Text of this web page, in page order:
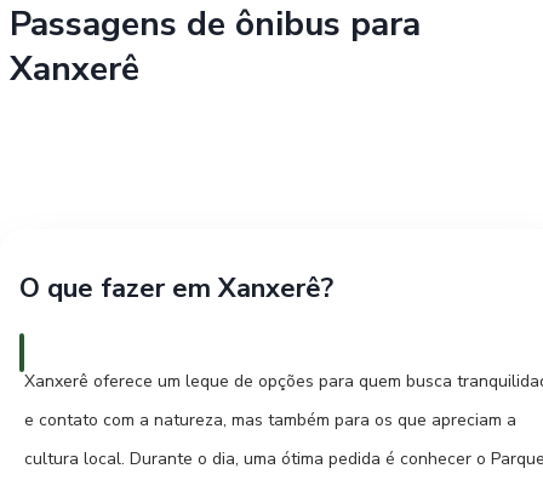
Passagens de ônibus para
Xanxerê
O que fazer em Xanxerê?
Xanxerê oferece um leque de opções para quem busca
e contato com a natureza, mas também para os que apreciam a
cultura local. Durante o dia, uma ótima pedida é conhecer o